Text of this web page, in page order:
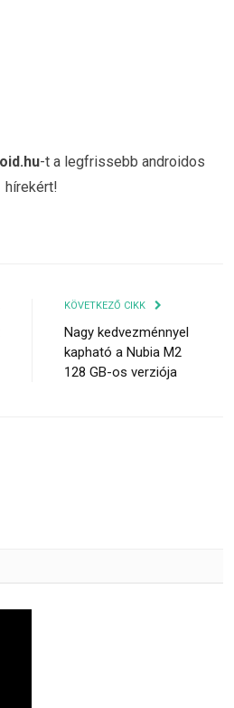
-t a legfrissebb androidos
hírekért!
KÖVETKEZŐ CIKK
Nagy kedvezménnyel
kapható a Nubia M2
128 GB-os verziója